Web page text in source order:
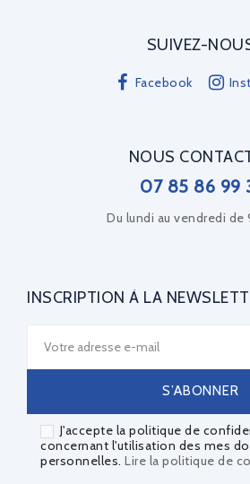
SUIVEZ-
Facebook
NOUS
07 85 86 99
Du lundi au vendredi de
INSCRIPTION À LA
J'accepte la politique de
concernant l'utilisation des mes
personnelles. Lire la politique de